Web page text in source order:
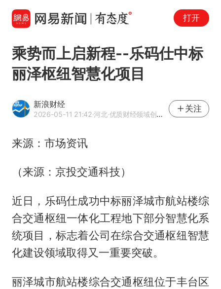
打开
乘势而上启新程--乐码仕中标
丽泽枢纽智慧化项目
新浪财经
2026-05-11 21:42·河北·优质财经领域创作者
关注
来源：市场资讯
（来源：京投交通科技）
近日，乐码仕成功中标丽泽城市航站楼综
合交通枢纽一体化工程地下部分智慧化系
统项目，标志着公司在综合交通枢纽智慧
化建设领域取得又一重要突破。
丽泽城市航站楼综合交通枢纽位于丰台区